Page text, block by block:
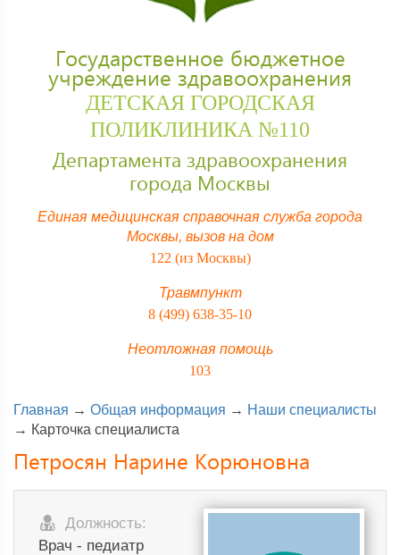
Государственное бюджетное
учреждение здравоохранения
ДЕТСКАЯ ГОРОДСКАЯ
ПОЛИКЛИНИКА №110
Департамента здравоохранения
города Москвы
Единая медицинская справочная служба города
Москвы, вызов на дом
122 (из Москвы)
Травмпункт
8 (499) 638-35-10
Неотложная помощь
103
Главная → Общая информация → Наши специалисты
→ Карточка специалиста
Петросян Нарине Корюновна
Должность:
Врач - педиатр